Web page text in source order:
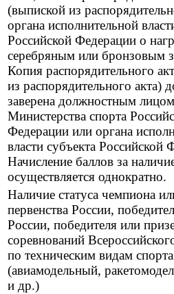
(выпиской из
органа исполнительной
Российской Федерации о
серебряным или бронзовым
Копия распорядительного
из распорядительного акта)
заверена должностным лицом
Министерства спорта
Федерации или органа
власти субъекта Российской
Начисление баллов за
осуществляется однократно.
Наличие статуса чемпиона
первенства России,
России, победителя или
соревнований
по техническим видам спорта
(авиамодельный,
и др.)